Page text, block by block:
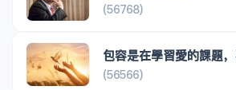
(56768)
包容是在學習愛的課題
(56566)